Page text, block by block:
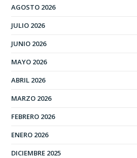
AGOSTO 2026
JULIO 2026
JUNIO 2026
MAYO 2026
ABRIL 2026
MARZO 2026
FEBRERO 2026
ENERO 2026
DICIEMBRE 2025